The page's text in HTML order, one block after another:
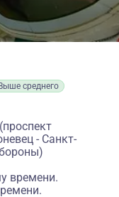
Выше среднего
- Санкт-
времени.